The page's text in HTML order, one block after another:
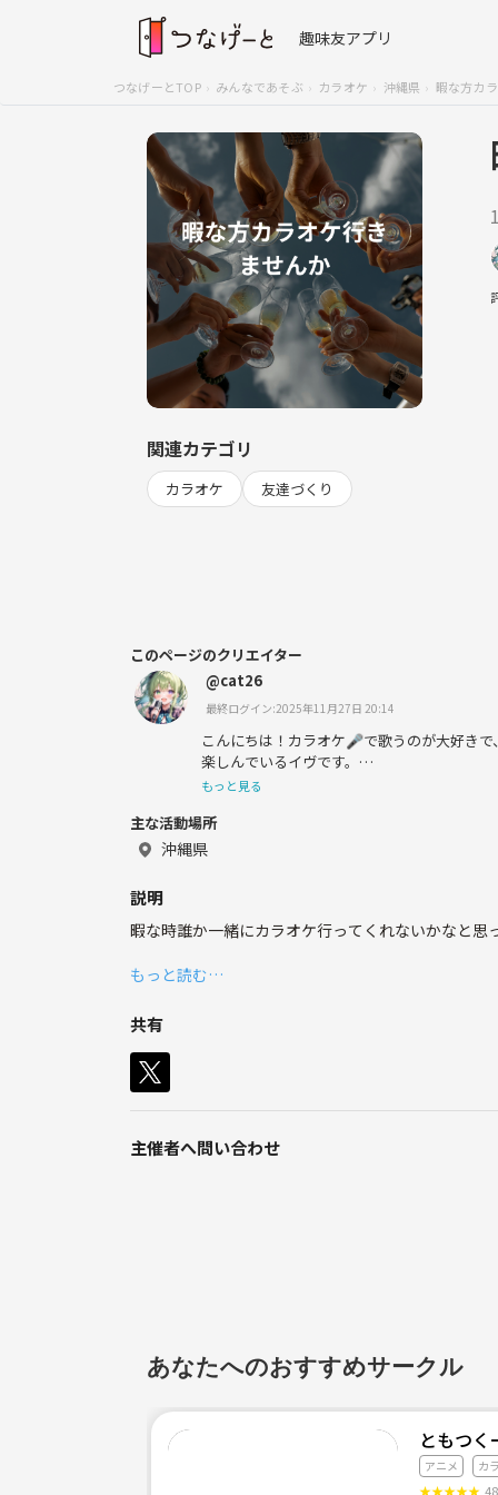
趣味友アプリ
つなげーとTOP みんなであそぶ カラオケ 沖縄県 暇な方カ
関連カテゴリ
カラオケ 友達づくり
このページのクリエイター
@cat26
最終ログイン:2025年11月27日 20:14
こんにちは！カラオケ🎤で歌うのが大好き
楽しんでいるイヴです。
競馬🏇にも興味があり、ワクワクしながらレ
んでいます。
どうぞよろしくお願いします！
もっと見る
主な活動場所
沖縄県
説明
暇な時誰か一緒にカラオケ行ってくれないかなと
もっと読む…
共有
主催者へ問い合わせ
あなたへのおすすめサークル
ともつく
アニメ カ
★★★★★